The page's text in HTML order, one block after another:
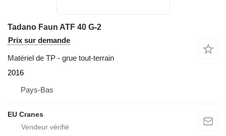
Tadano Faun ATF 40 G-2
Prix sur demande
Matériel de TP - grue tout-terrain
2016
Pays-Bas
EU Cranes